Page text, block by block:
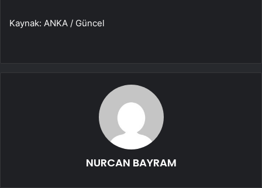
Kaynak: ANKA / Güncel
NURCAN BAYRAM